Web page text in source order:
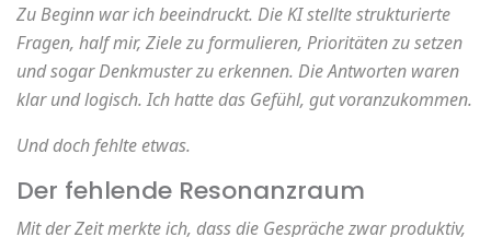
Zu Beginn war ich beeindruckt. Die KI stellte strukturierte
Fragen, half mir, Ziele zu formulieren, Prioritäten zu setzen
und sogar Denkmuster zu erkennen. Die Antworten waren
klar und logisch. Ich hatte das Gefühl, gut voranzukommen.
Und doch fehlte etwas.
Der fehlende Resonanzraum
Mit der Zeit merkte ich, dass die Gespräche zwar produktiv,